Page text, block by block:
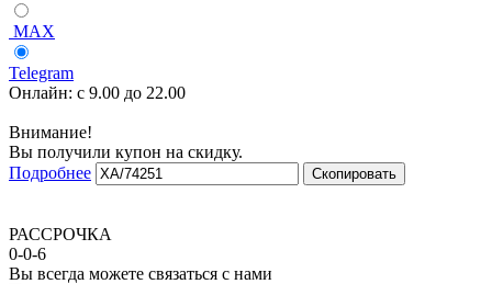
MAX
Telegram
Онлайн: с 9.00 до 22.00
Внимание!
Вы получили купон на скидку.
Подробнее
Скопировать
РАССРОЧКА
0-0-6
Вы всегда можете связаться с нами